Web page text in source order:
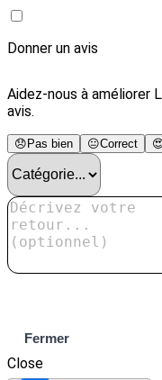
Donner un avis
Aidez-nous à améliorer
avis.
😞 Pas bien 😐Correct
Fermer
Close